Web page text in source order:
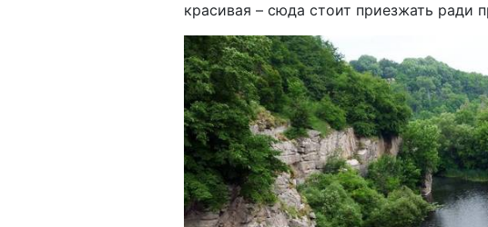
красивая – сюда стоит приезжать ради